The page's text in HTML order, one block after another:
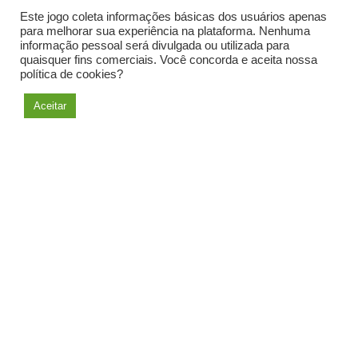
Conferir
Este jogo coleta informações básicas dos usuários apenas
para melhorar sua experiência na plataforma. Nenhuma
informação pessoal será divulgada ou utilizada para
quaisquer fins comerciais. Você concorda e aceita nossa
política de cookies?
Aceitar